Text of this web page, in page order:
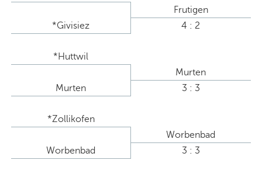
Frutigen
*Givisiez
4 : 2
*Huttwil
Murten
Murten
3 : 3
*Zollikofen
Worbenbad
Worbenbad
3 : 3